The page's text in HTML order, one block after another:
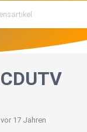
CDUTV
vor 17 Jahren